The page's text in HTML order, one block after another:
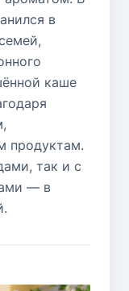
в
каше
продуктам.
так и с
— в